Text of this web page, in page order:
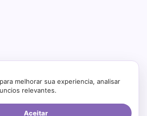
Novomelhorar sua experiencia, analisar
relevantes.
Aceitar